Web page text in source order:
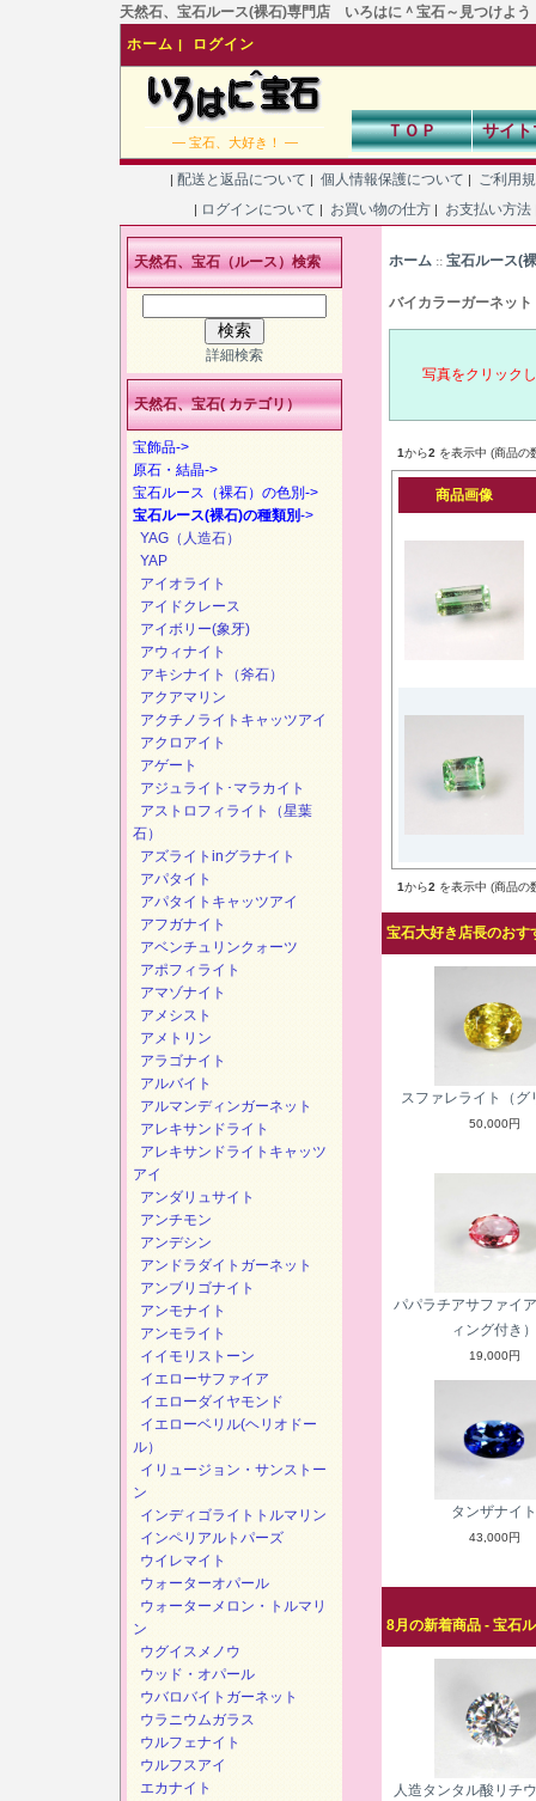
天然石、宝石ルース(裸石)専門店 いろはに＾宝石～見つけよ
ホーム | ログイン
― 宝石、大好き！ ―
ＴＯＰ サイ
| 配送と返品について | 個人情報保護について | ご利用
| ログインについて | お買い物の仕方 | お支払い方法
ホーム :: 宝石ルース(
バイカラーガーネット
写真をクリック
1から2 を表示中 (商品の
商品画像
1から2 を表示中 (商品の
宝石大好き店長のおす
スファレライト（グ
50,000円
パパラチアサファイ
ィング付き）
19,000円
タンザナイト
43,000円
8月の新着商品 - 宝石
人造タンタル酸リチ
天然石、宝石（ルース）検索
詳細検索
天然石、宝石( カテゴリ）
宝飾品->
原石・結晶->
宝石ルース（裸石）の色別->
宝石ルース(裸石)の種類別->
YAG（人造石）
YAP
アイオライト
アイドクレース
アイボリー(象牙)
アウィナイト
アキシナイト（斧石）
アクアマリン
アクチノライトキャッツアイ
アクロアイト
アゲート
アジュライト･マラカイト
アストロフィライト（星葉
石）
アズライトinグラナイト
アパタイト
アパタイトキャッツアイ
アフガナイト
アベンチュリンクォーツ
アポフィライト
アマゾナイト
アメシスト
アメトリン
アラゴナイト
アルバイト
アルマンディンガーネット
アレキサンドライト
アレキサンドライトキャッツ
アイ
アンダリュサイト
アンチモン
アンデシン
アンドラダイトガーネット
アンブリゴナイト
アンモナイト
アンモライト
イイモリストーン
イエローサファイア
イエローダイヤモンド
イエローベリル(ヘリオドー
ル）
イリュージョン・サンストー
ン
インディゴライトトルマリン
インペリアルトパーズ
ウイレマイト
ウォーターオパール
ウォーターメロン・トルマリ
ン
ウグイスメノウ
ウッド・オパール
ウバロバイトガーネット
ウラニウムガラス
ウルフェナイト
ウルフスアイ
エカナイト